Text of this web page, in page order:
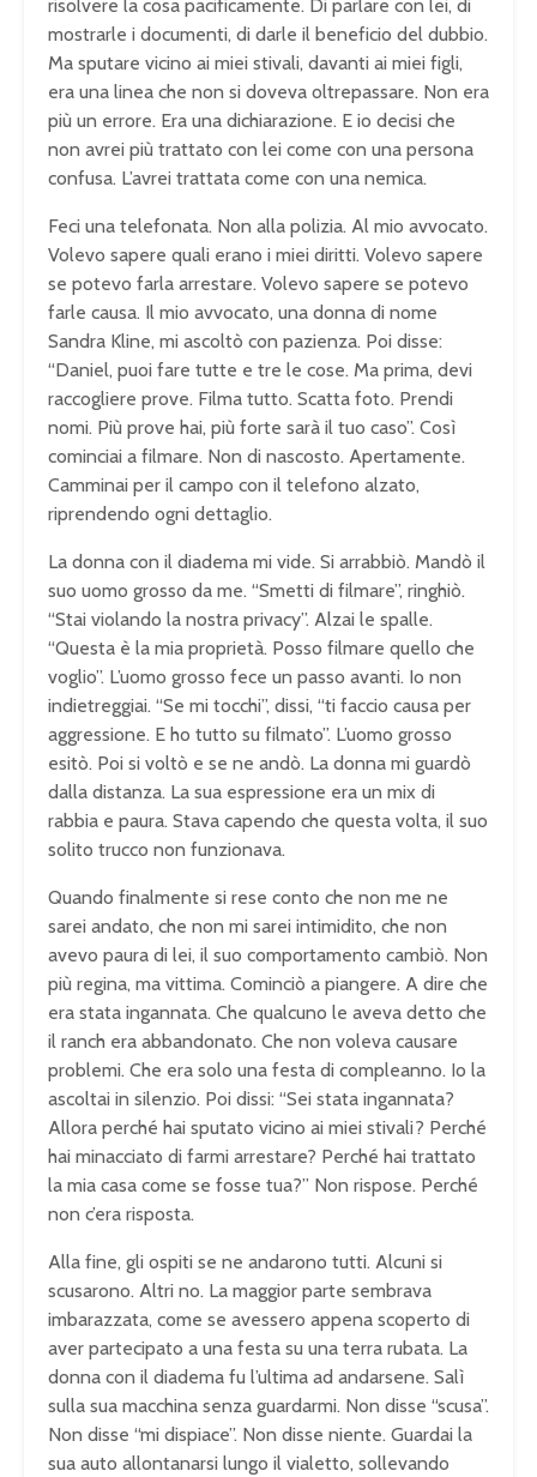
risolvere la cosa pacificamente. Di parlare con lei, di
mostrarle i documenti, di darle il beneficio del dubbio.
Ma sputare vicino ai miei stivali, davanti ai miei figli,
era una linea che non si doveva oltrepassare. Non era
più un errore. Era una dichiarazione. E io decisi che
non avrei più trattato con lei come con una persona
confusa. L’avrei trattata come con una nemica.
Feci una telefonata. Non alla polizia. Al mio avvocato.
Volevo sapere quali erano i miei diritti. Volevo sapere
se potevo farla arrestare. Volevo sapere se potevo
farle causa. Il mio avvocato, una donna di nome
Sandra Kline, mi ascoltò con pazienza. Poi disse:
“Daniel, puoi fare tutte e tre le cose. Ma prima, devi
raccogliere prove. Filma tutto. Scatta foto. Prendi
nomi. Più prove hai, più forte sarà il tuo caso”. Così
cominciai a filmare. Non di nascosto. Apertamente.
Camminai per il campo con il telefono alzato,
riprendendo ogni dettaglio.
La donna con il diadema mi vide. Si arrabbiò. Mandò il
suo uomo grosso da me. “Smetti di filmare”, ringhiò.
“Stai violando la nostra privacy”. Alzai le spalle.
“Questa è la mia proprietà. Posso filmare quello che
voglio”. L’uomo grosso fece un passo avanti. Io non
indietreggiai. “Se mi tocchi”, dissi, “ti faccio causa per
aggressione. E ho tutto su filmato”. L’uomo grosso
esitò. Poi si voltò e se ne andò. La donna mi guardò
dalla distanza. La sua espressione era un mix di
rabbia e paura. Stava capendo che questa volta, il suo
solito trucco non funzionava.
Quando finalmente si rese conto che non me ne
sarei andato, che non mi sarei intimidito, che non
avevo paura di lei, il suo comportamento cambiò. Non
più regina, ma vittima. Cominciò a piangere. A dire che
era stata ingannata. Che qualcuno le aveva detto che
il ranch era abbandonato. Che non voleva causare
problemi. Che era solo una festa di compleanno. Io la
ascoltai in silenzio. Poi dissi: “Sei stata ingannata?
Allora perché hai sputato vicino ai miei stivali? Perché
hai minacciato di farmi arrestare? Perché hai trattato
la mia casa come se fosse tua?” Non rispose. Perché
non c’era risposta.
Alla fine, gli ospiti se ne andarono tutti. Alcuni si
scusarono. Altri no. La maggior parte sembrava
imbarazzata, come se avessero appena scoperto di
aver partecipato a una festa su una terra rubata. La
donna con il diadema fu l’ultima ad andarsene. Salì
sulla sua macchina senza guardarmi. Non disse “scusa”.
Non disse “mi dispiace”. Non disse niente. Guardai la
sua auto allontanarsi lungo il vialetto, sollevando